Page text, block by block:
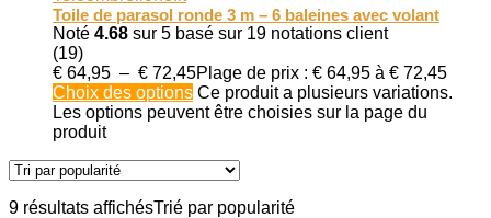
Toile de parasol ronde 3 m – 6 baleines avec volant
Noté 4.68 sur 5 basé sur 19 notations client
(19)
€ 64,95 – € 72,45Plage de prix : € 64,95 à € 72,45
Choix des options Ce produit a plusieurs variations.
Les options peuvent être choisies sur la page du
produit
9 résultats affichésTrié par popularité